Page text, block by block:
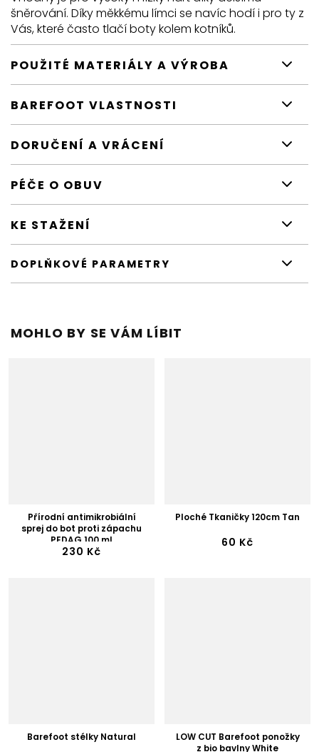
šněrování. Díky měkkému límci se navíc hodí i pro ty z
Vás, které často tlačí boty kolem kotníků.
POUŽITÉ MATERIÁLY A VÝROBA
BAREFOOT VLASTNOSTI
DORUČENÍ A VRÁCENÍ
PÉČE O OBUV
KE STAŽENÍ
DOPLŇKOVÉ PARAMETRY
MOHLO BY SE VÁM LÍBIT
Přírodní antimikrobiální
sprej do bot proti zápachu
PEDAG 100 ml
230 Kč
Ploché Tkaničky 120cm Tan
60 Kč
Barefoot stélky Natural
LOW CUT Barefoot ponožky
z bio bavlny White